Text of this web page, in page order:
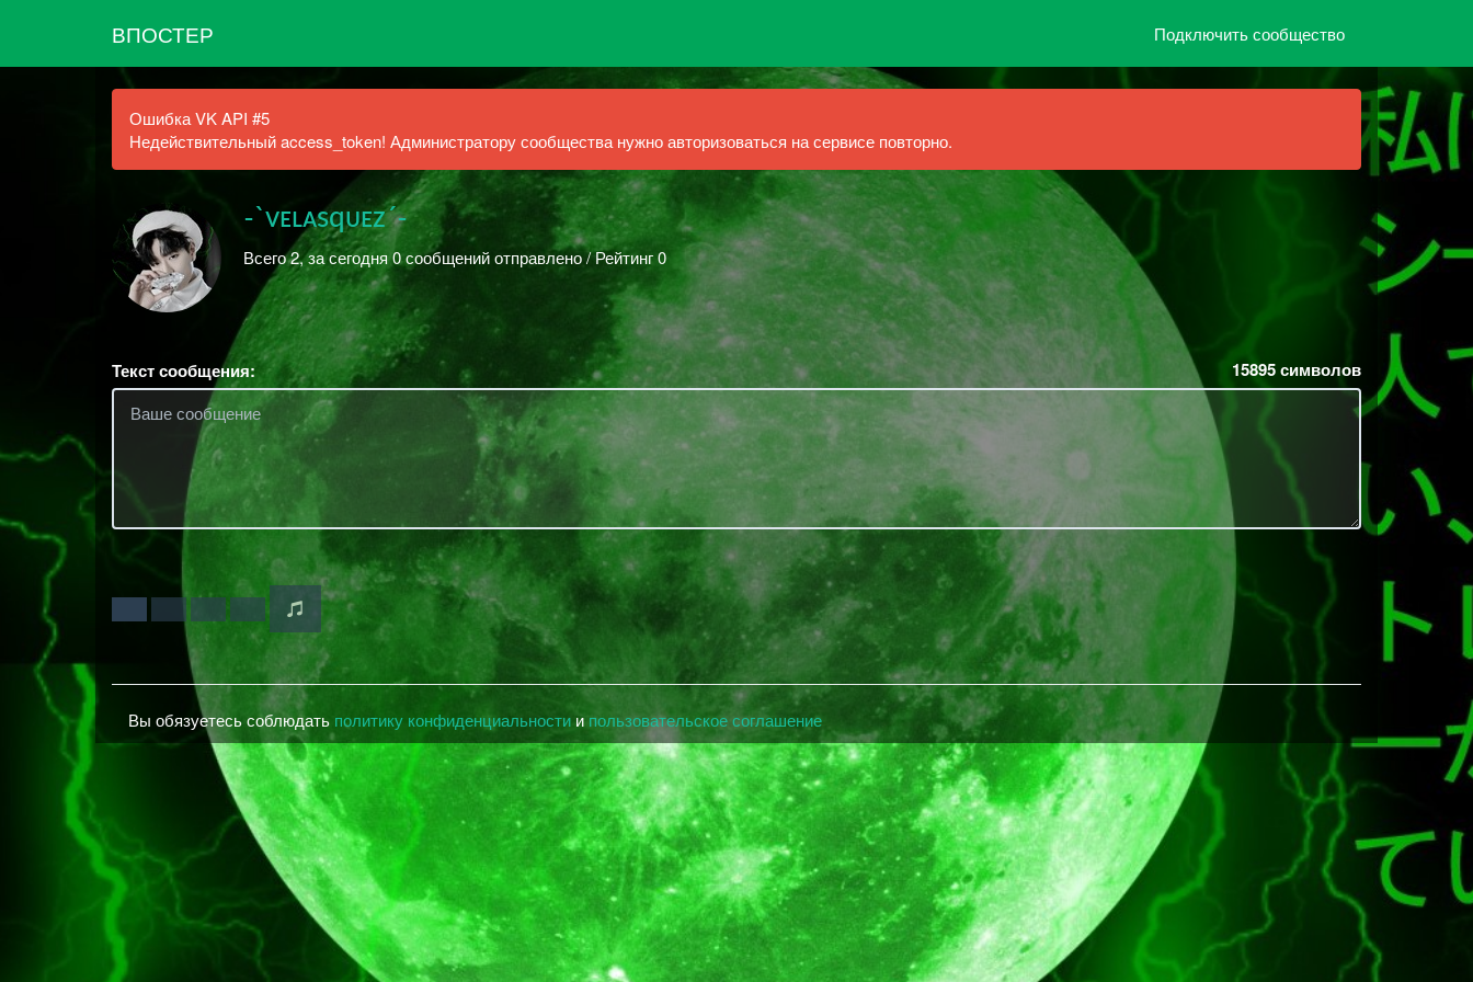
ВПОСТЕР Подключить сообщество
Ошибка VK API #5
Недействительный access_token! Администратору сообщества нужно авторизоваться на сервисе повторно.
˗ˋᴠᴇʟᴀsqᴜᴇᴢˊ˗
Всего 2, за сегодня 0 сообщений отправлено / Рейтинг 0
Текст сообщения: 15895символов
Вы обязуетесь соблюдать политику конфиденциальности и пользовательское соглашение